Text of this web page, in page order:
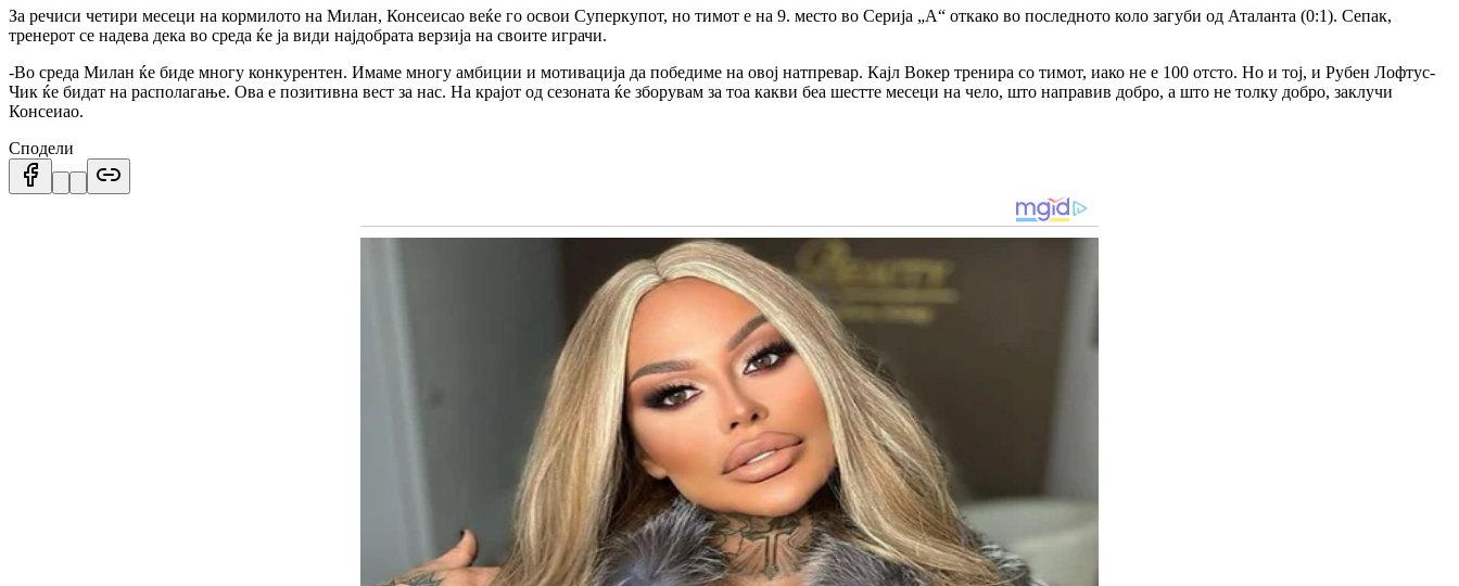
За речиси четири месеци на кормилото на Милан, Консеисао веќе го освои Суперкупот, но тимот е на 9. место во Серија „А“ откако во последното коло загуби од Аталанта (0:1). Сепак,
тренерот се надева дека во среда ќе ја види најдобрата верзија на своите играчи.
-Во среда Милан ќе биде многу конкурентен. Имаме многу амбиции и мотивација да победиме на овој натпревар. Кајл Вокер тренира со тимот, иако не е 100 отсто. Но и тој, и Рубен Лофтус-
Чик ќе бидат на располагање. Ова е позитивна вест за нас. На крајот од сезоната ќе зборувам за тоа какви беа шестте месеци на чело, што направив добро, а што не толку добро, заклучи
Консеиао.
Сподели